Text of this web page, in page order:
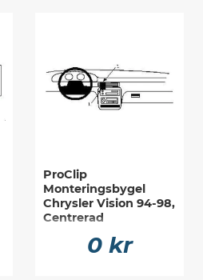
ProClip
Monteringsbygel
Chrysler Vision 94-98,
Centrerad
0 kr